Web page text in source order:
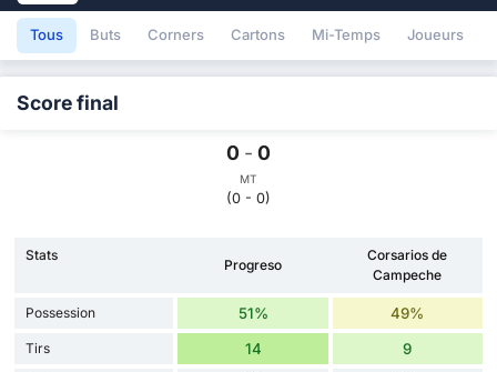
Tous Buts Corners Cartons Mi-Temps Joueurs
Score final
0 - 0
MT
(0 - 0)
Stats
Progreso
Corsarios de
Campeche
Possession 51% 49%
Tirs 14 9